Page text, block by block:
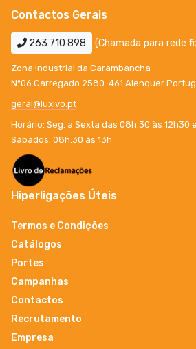
Contactos Gerais
263 710 898 (Chamada para rede
Zona Industrial da Carambancha
Nº06 Carregado 2580-461 Alenquer
geral@luxivo.pt
Horário: Seg. a Sexta das 08h:30 às 12h30
Sábados: 08h:30 ás 13h
Hiperligações Úteis
Termos e Condições
Catálogos
Portes
Campanhas
Contactos
Recrutamento
Empresa